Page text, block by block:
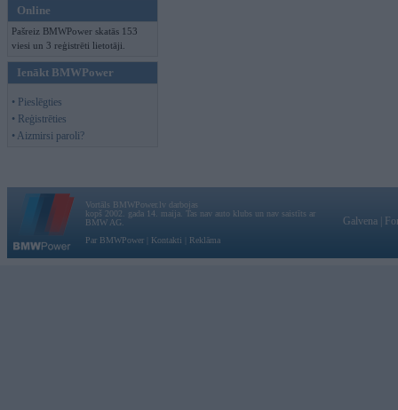
Online
Pašreiz BMWPower skatās 153
viesi un 3 reģistrēti lietotāji.
Ienākt BMWPower
• Pieslēgties
• Reģistrēties
• Aizmirsi paroli?
Vortāls BMWPower.lv darbojas
kopš 2002. gada 14. maija. Tas nav auto klubs un nav saistīts ar
BMW AG.
Par BMWPower
Kontakti Reklāma
Galvena